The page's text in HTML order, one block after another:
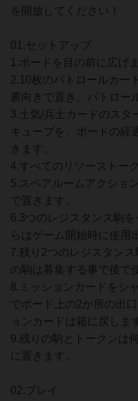
を開放してください！
01.セットアップ
1.ボードを目の前に広げま
2.10枚のパトロールカー
裏向きで置き、パトロー
3.士気/兵士カードのスタ
キューブを、ボードの経
きます。
4.すべてのリソーストー
5.スペアルームアクショ
で置きます。
6.3つのレジスタンス駒
らはゲーム開始時に使用
7.残り2つのレジスタン
の駒は募集する事で後で
8.ミッションカードをシ
でボード上の2か所の出
ョンカードは箱に戻しま
9.残りの駒とトークンは
に置きます。
02.プレイ